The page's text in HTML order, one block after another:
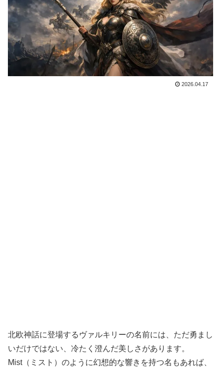
2026.04.17
北欧神話に登場するヴァルキリーの名前には、ただ勇まし
いだけではない、冷たく澄んだ美しさがあります。
Mist（ミスト）のように幻想的な響きを持つ名もあれば、